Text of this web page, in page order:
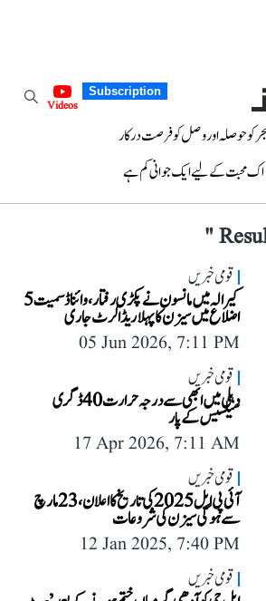
Subscription
Videos
کو حوصلہ اور وصل کو فرصت درکار
اک محبت کے لیے ایک جوانی کم ہے
"
قومی خبریں
کیرالہ میں مانسون نے پکڑی رفتار، وائناڈ سمیت 5
اضلاع میں سیزن کا پہلا ریڈ الرٹ جاری
05 Jun 2026, 7:11 PM
قومی خبریں
دہلی میں ابھی سے درجہ حرارت 40 ڈگری
سیلسیس کے پار
17 Apr 2026, 7:11 AM
قومی خبریں
آئی پی ایل 2025 کی تاریخ کا اعلان، 23 مارچ
سے ہوگی سیزن کی شروعات
12 Jan 2025, 7:40 PM
قومی خبریں